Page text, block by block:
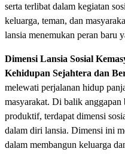
serta terlibat dalam kegiatan
keluarga, teman, dan
lansia menemukan peran baru
Dimensi Lansia Sosial
Kehidupan Sejahtera dan
melewati perjalanan hidup
masyarakat. Di balik anggapan
produktif, terdapat dimensi
dalam diri lansia. Dimensi ini
dalam membangun keluarga